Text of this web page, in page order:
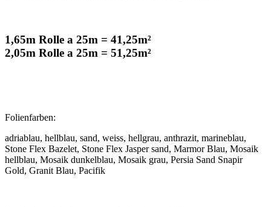
1,65m Rolle a 25m = 41,25m²
2,05m Rolle a 25m = 51,25m²
Folienfarben:
adriablau, hellblau, sand, weiss, hellgrau, anthrazit, marineblau,
Stone Flex Bazelet, Stone Flex Jasper sand, Marmor Blau, Mosaik
hellblau, Mosaik dunkelblau, Mosaik grau, Persia Sand Snapir
Gold, Granit Blau, Pacifik